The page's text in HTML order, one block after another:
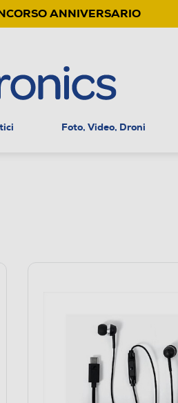
ANNIVERSARIO
Foto, Video, Droni